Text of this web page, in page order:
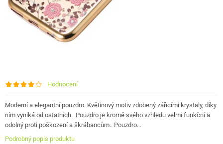
Hodnocení
Moderní a elegantní pouzdro. Květinový motiv zdobený zářícími krystaly, díky
ním vyniká od ostatních. Pouzdro je kromě svého vzhledu velmi funkční a
odolný proti poškození a škrábancům.. Pouzdro…
Podrobný popis produktu